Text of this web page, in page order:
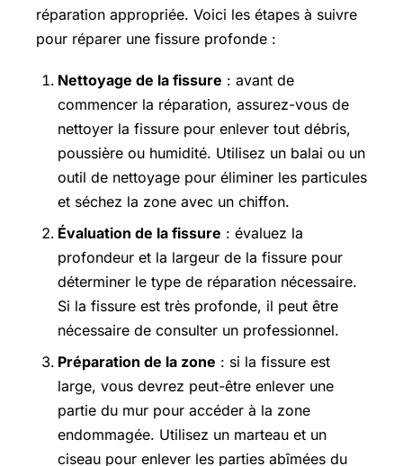
réparation appropriée. Voici les étapes à suivre
pour réparer une fissure profonde :
Nettoyage de la fissure : avant de
commencer la réparation, assurez-vous de
nettoyer la fissure pour enlever tout débris,
poussière ou humidité. Utilisez un balai ou un
outil de nettoyage pour éliminer les particules
et séchez la zone avec un chiffon.
Évaluation de la fissure : évaluez la
profondeur et la largeur de la fissure pour
déterminer le type de réparation nécessaire.
Si la fissure est très profonde, il peut être
nécessaire de consulter un professionnel.
Préparation de la zone : si la fissure est
large, vous devrez peut-être enlever une
partie du mur pour accéder à la zone
endommagée. Utilisez un marteau et un
ciseau pour enlever les parties abîmées du